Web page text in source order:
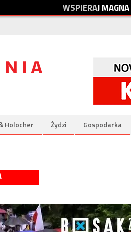
WSPIERAJMAGNA
Holocher Żydzi Gospodarka